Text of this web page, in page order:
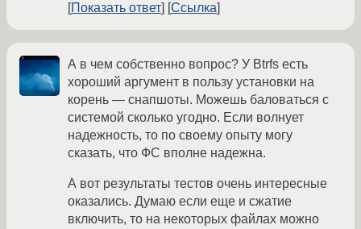
Показать ответ Ссылка
А в чем собственно вопрос? У Btrfs есть
хороший аргумент в пользу установки на
корень — снапшоты. Можешь баловаться с
системой сколько угодно. Если волнует
надежность, то по своему опыту могу
сказать, что ФС вполне надежна.
А вот результаты тестов очень интересные
оказались. Думаю если еще и сжатие
включить, то на некоторых файлах можно